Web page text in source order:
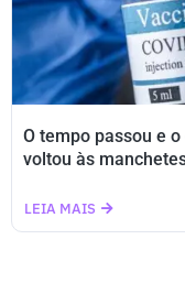
O tempo passou e
voltou às
LEIA MAIS